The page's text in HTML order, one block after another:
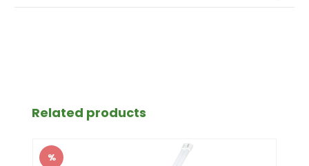
Produktgalerie überspringen
Related products
%